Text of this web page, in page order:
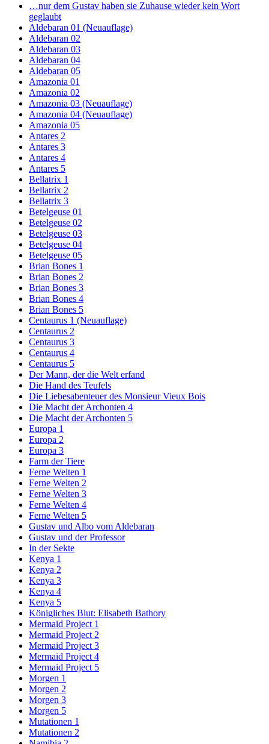
…nur dem Gustav haben sie Zuhause wieder kein Wort
geglaubt
Aldebaran 01 (Neuauflage)
Aldebaran 02
Aldebaran 03
Aldebaran 04
Aldebaran 05
Amazonia 01
Amazonia 02
Amazonia 03 (Neuauflage)
Amazonia 04 (Neuauflage)
Amazonia 05
Antares 2
Antares 3
Antares 4
Antares 5
Bellatrix 1
Bellatrix 2
Bellatrix 3
Betelgeuse 01
Betelgeuse 02
Betelgeuse 03
Betelgeuse 04
Betelgeuse 05
Brian Bones 1
Brian Bones 2
Brian Bones 3
Brian Bones 4
Brian Bones 5
Centaurus 1 (Neuauflage)
Centaurus 2
Centaurus 3
Centaurus 4
Centaurus 5
Der Mann, der die Welt erfand
Die Hand des Teufels
Die Liebesabenteuer des Monsieur Vieux Bois
Die Macht der Archonten 4
Die Macht der Archonten 5
Europa 1
Europa 2
Europa 3
Farm der Tiere
Ferne Welten 1
Ferne Welten 2
Ferne Welten 3
Ferne Welten 4
Ferne Welten 5
Gustav und Albo vom Aldebaran
Gustav und der Professor
In der Sekte
Kenya 1
Kenya 2
Kenya 3
Kenya 4
Kenya 5
Königliches Blut: Elisabeth Bathory
Mermaid Project 1
Mermaid Project 2
Mermaid Project 3
Mermaid Project 4
Mermaid Project 5
Morgen 1
Morgen 2
Morgen 3
Morgen 5
Mutationen 1
Mutationen 2